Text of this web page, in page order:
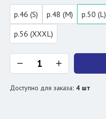
р.46 (S)
р.48 (M) р.50 (L)
р.56 (XXXL)
Доступно для заказа: 4 шт